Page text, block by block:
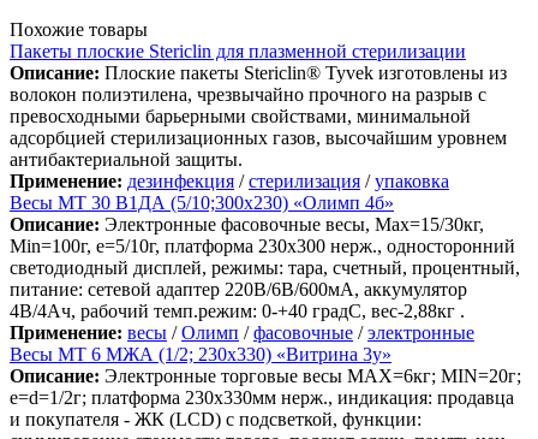
Похожие товары
Пакеты плоские Stericlin для плазменной стерилизации
Описание: Плоские пакеты Stericlin® Tyvek изготовлены из
волокон полиэтилена, чрезвычайно прочного на разрыв с
превосходными барьерными свойствами, минимальной
адсорбцией стерилизационных газов, высочайшим уровнем
антибактериальной защиты.
Применение: дезинфекция /стерилизация /упаковка
Весы МТ 30 В1ДА (5/10;300х230) «Олимп 4б»
Описание: Электронные фасовочные весы, Max=15/30кг,
Min=100г, e=5/10г, платформа 230х300 нерж., односторонний
светодиодный дисплей, режимы: тара, счетный, процентный,
питание: сетевой адаптер 220В/6В/600мА, аккумулятор
4В/4Ач, рабочий темп.режим: 0-+40 градС, вес-2,88кг .
Применение: весы /Олимп /фасовочные /электронные
Весы МТ 6 МЖА (1/2; 230х330) «Витрина 3у»
Описание: Электронные торговые весы MAX=6кг; MIN=20г;
e=d=1/2г; платформа 230х330мм нерж., индикация: продавца
и покупателя - ЖК (LCD) с подсветкой, функции: